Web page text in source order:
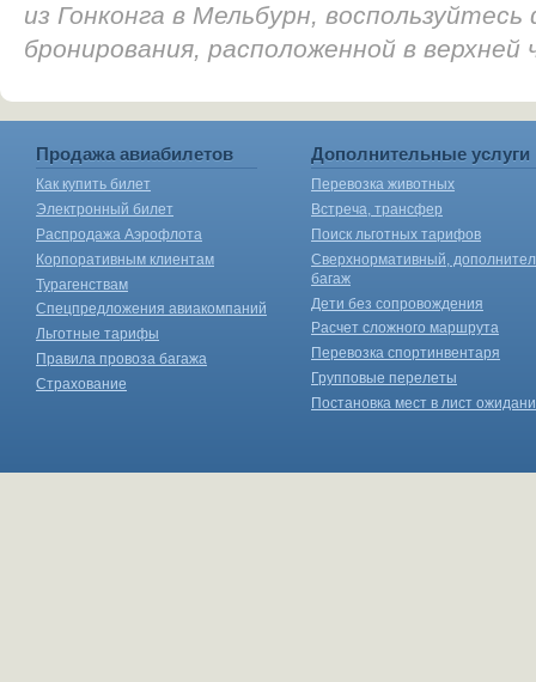
из Гонконга в Мельбурн,
бронирования, расположенной в
Продажа авиабилетов
Как купить билет
Электронный билет
Распродажа Аэрофлота
Корпоративным клиентам
Турагенствам
Спецпредложения авиакомпаний
Льготные тарифы
Правила провоза багажа
Страхование
Дополнительные услуги
Перевозка животных
Встреча, трансфер
Поиск льготных тарифов
Сверхнормативный,
багаж
Дети без сопровождения
Расчет сложного маршрута
Перевозка спортинвентаря
Групповые перелеты
Постановка мест в лист